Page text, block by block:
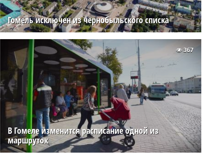
Гомель исключен из чернобыльского списка
В Гомеле изменится расписание одной из
маршруток
367